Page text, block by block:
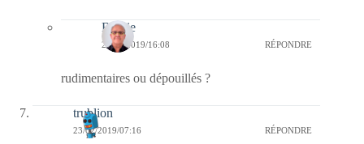
Bernie
23/02/2019/16:08 RÉPONDRE
rudimentaires ou dépouillés ?
trublion
23/02/2019/07:16 RÉPONDRE